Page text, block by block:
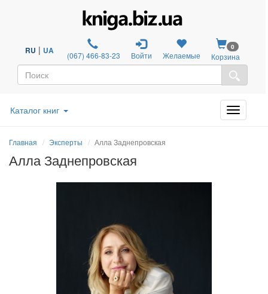
RU | UA (067) 466-83-23 Войти Желаемые
0
Корзина
Каталог книг
Главная Эксперты Алла Заднепровская
Алла Заднепровская